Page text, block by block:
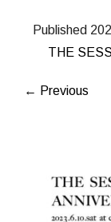
Published
THE
← Previous